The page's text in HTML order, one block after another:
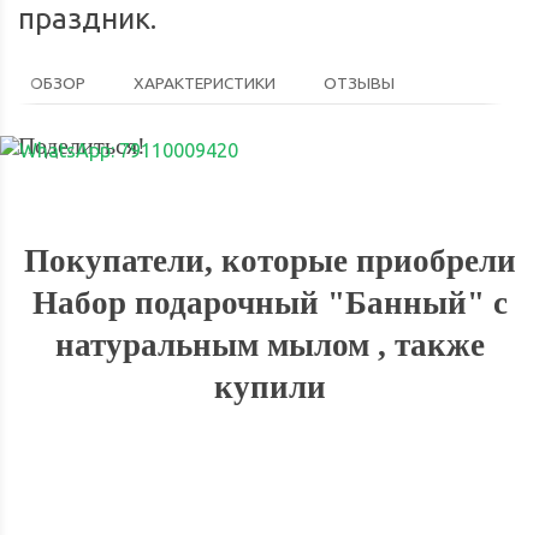
праздник.
ОБЗОР ХАРАКТЕРИСТИКИ ОТЗЫВЫ
Поделиться!
Покупатели, которые приобрели
Набор подарочный "Банный" с
натуральным мылом , также
купили